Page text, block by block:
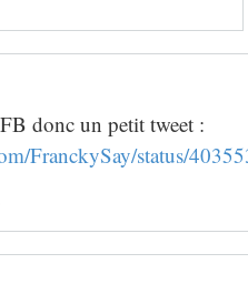
donc un petit tweet :
FranckySay/status/